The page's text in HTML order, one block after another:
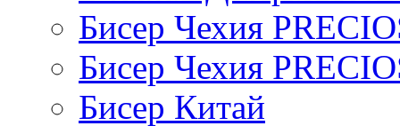
Бисер Чехия
Бисер Чехия
Бисер Китай